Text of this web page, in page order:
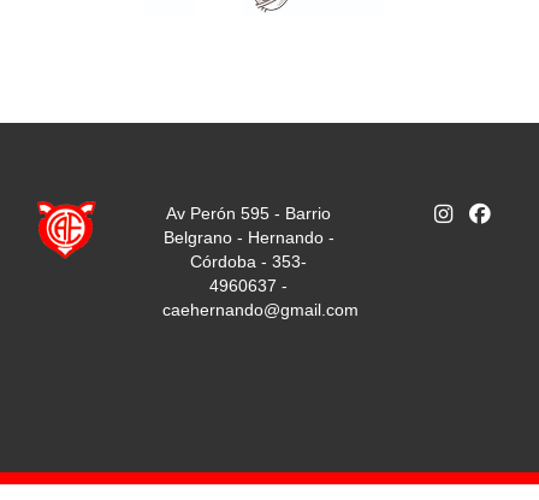
Av Perón 595 - Barrio
Belgrano - Hernando -
Córdoba - 353-
4960637 -
caehernando@gmail.com